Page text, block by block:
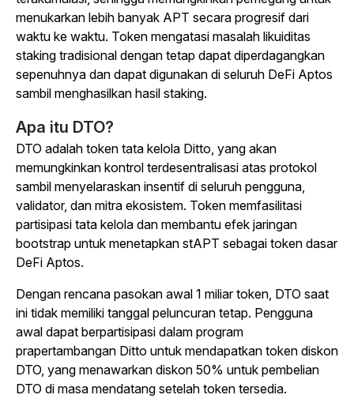
menukarkan lebih banyak APT secara progresif dari
waktu ke waktu. Token mengatasi masalah likuiditas
staking tradisional dengan tetap dapat diperdagangkan
sepenuhnya dan dapat digunakan di seluruh DeFi Aptos
sambil menghasilkan hasil staking.
Apa itu DTO?
DTO adalah token tata kelola Ditto, yang akan
memungkinkan kontrol terdesentralisasi atas protokol
sambil menyelaraskan insentif di seluruh pengguna,
validator, dan mitra ekosistem. Token memfasilitasi
partisipasi tata kelola dan membantu efek jaringan
bootstrap untuk menetapkan stAPT sebagai token dasar
DeFi Aptos.
Dengan rencana pasokan awal 1 miliar token, DTO saat
ini tidak memiliki tanggal peluncuran tetap. Pengguna
awal dapat berpartisipasi dalam program
prapertambangan Ditto untuk mendapatkan token diskon
DTO, yang menawarkan diskon 50% untuk pembelian
DTO di masa mendatang setelah token tersedia.